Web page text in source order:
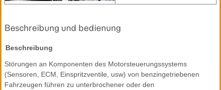
Beschreibung und bedienung
Beschreibung
Störungen an Komponenten des Motorsteuerungssystems
(Sensoren, ECM, Einspritzventile, usw) von benzingetriebenen
Fahrzeugen führen zu unterbrochener oder den